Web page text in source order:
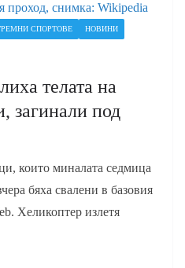
проход, снимка: Wikipedia
СПОРТОВЕ НОВИНИ
телата на
загинали под
които миналата седмица
бяха свалени в базовия
Хеликоптер излетя